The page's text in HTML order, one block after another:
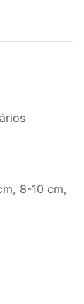
8-10 cm,